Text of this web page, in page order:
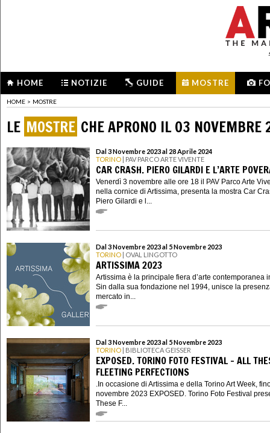
HOME NOTIZIE GUIDE MOSTRE
HOME > MOSTRE
LE MOSTRE CHE APRONO IL 03 NOVEMBRE
Dal 3 Novembre 2023 al 28 Aprile 2024
TORINO | PAV PARCO ARTE VIVENTE
CAR CRASH. PIERO GILARDI E L’ARTE
Venerdì 3 novembre alle ore 18 il PAV Parco Arte
nella cornice di Artissima, presenta la mostra Car
Piero Gilardi e l...
Dal 3 Novembre 2023 al 5 Novembre 2023
TORINO | OVAL LINGOTTO
ARTISSIMA 2023
Artissima è la principale fiera d’arte contemporanea
Sin dalla sua fondazione nel 1994, unisce la
mercato in...
Dal 3 Novembre 2023 al 5 Novembre 2023
TORINO | BIBLIOTECA GEISSER
EXPOSED. TORINO FOTO FESTIVAL - ALL
FLEETING PERFECTIONS
.In occasione di Artissima e della Torino Art Week,
novembre 2023 EXPOSED. Torino Foto Festival
These F...